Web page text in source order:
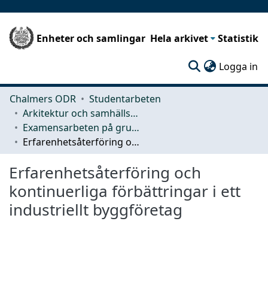
Enheter och samlingar Hela arkivet Statistik
Logga in
Chalmers ODR
Studentarbeten
Arkitektur och samhällsbyggnadsteknik (ACE)
Examensarbeten på grundnivå
Erfarenhetsåterföring och kontinuerliga förbättringar i ett industriellt byggföretag
Erfarenhetsåterföring och
kontinuerliga förbättringar i ett
industriellt byggföretag